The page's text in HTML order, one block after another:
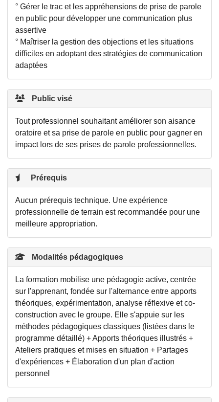
° Gérer le trac et les appréhensions de prise de parole
en public pour développer une communication plus
assertive
° Maîtriser la gestion des objections et les situations
difficiles en adoptant des stratégies de communication
adaptées
Public visé
Tout professionnel souhaitant améliorer son aisance
oratoire et sa prise de parole en public pour gagner en
impact lors de ses prises de parole professionnelles.
Prérequis
Aucun prérequis technique. Une expérience
professionnelle de terrain est recommandée pour une
meilleure appropriation.
Modalités pédagogiques
La formation mobilise une pédagogie active, centrée
sur l'apprenant, fondée sur l'alternance entre apports
théoriques, expérimentation, analyse réflexive et co-
construction avec le groupe. Elle s'appuie sur les
méthodes pédagogiques classiques (listées dans le
programme détaillé) + Apports théoriques illustrés +
Ateliers pratiques et mises en situation + Partages
d'expériences + Élaboration d'un plan d'action
personnel